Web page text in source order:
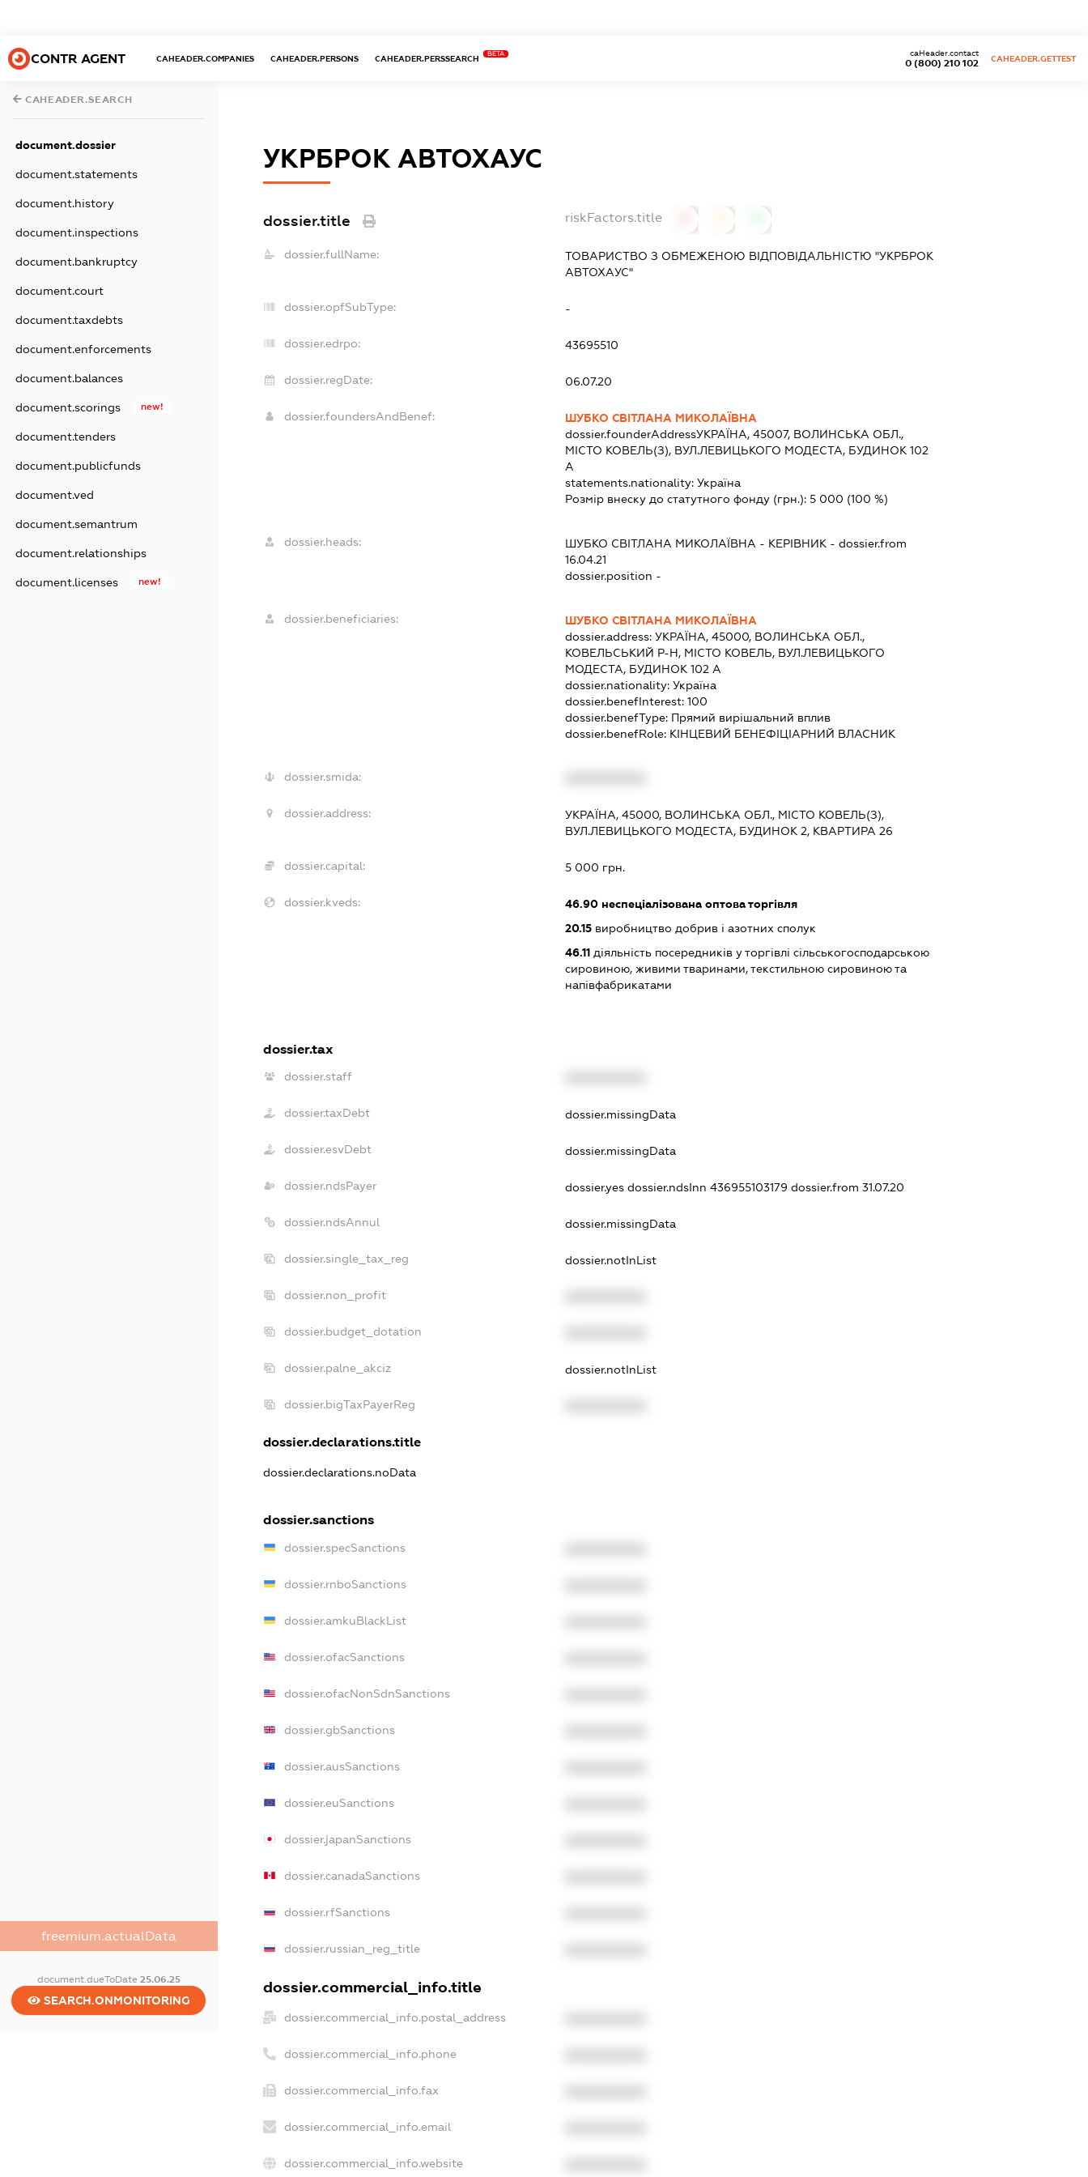
CONTR AGENT CAHEADER.COMPANIES CAHEADER.PERSONS CAHEADER.PERSSEARCH
BETA
0 (800) 210 102
caHeader.contact
CAHEADER.GETTEST
CAHEADER.SEARCH
document.dossier
document.statements
document.history
document.inspections
document.bankruptcy
document.court
document.taxdebts
document.enforcements
document.balances
document.scorings new!
document.tenders
document.publicfunds
document.ved
document.semantrum
document.relationships
document.licenses new!
freemium.actualData
document.dueToDate 25.06.25
SEARCH.ONMONITORING
УКРБРОК АВТОХАУС
dossier.title riskFactors.title
dossier.fullName:
ТОВАРИСТВО З ОБМЕЖЕНОЮ ВІДПОВІДАЛЬНІСТЮ "УКРБРОК
АВТОХАУС"
dossier.opfSubType: -
dossier.edrpo: 43695510
dossier.regDate: 06.07.20
dossier.foundersAndBenef:
ШУБКО СВІТЛАНА МИКОЛАЇВНА
dossier.founderAddressУКРАЇНА, 45007, ВОЛИНСЬКА ОБЛ.,
МІСТО КОВЕЛЬ(З), ВУЛ.ЛЕВИЦЬКОГО МОДЕСТА, БУДИНОК 102
А
statements.nationality: Україна
Розмір внеску до статутного фонду (грн.): 5 000 (100 %)
dossier.heads: ШУБКО СВІТЛАНА МИКОЛАЇВНА - КЕРІВНИК - dossier.from
16.04.21
dossier.position -
dossier.beneficiaries:
ШУБКО СВІТЛАНА МИКОЛАЇВНА
dossier.address: УКРАЇНА, 45000, ВОЛИНСЬКА ОБЛ.,
КОВЕЛЬСЬКИЙ Р-Н, МІСТО КОВЕЛЬ, ВУЛ.ЛЕВИЦЬКОГО
МОДЕСТА, БУДИНОК 102 А
dossier.nationality: Україна
dossier.benefInterest: 100
dossier.benefType: Прямий вирішальний вплив
dossier.benefRole: КІНЦЕВИЙ БЕНЕФІЦІАРНИЙ ВЛАСНИК
dossier.smida:
dossier.address:
УКРАЇНА, 45000, ВОЛИНСЬКА ОБЛ., МІСТО КОВЕЛЬ(З),
ВУЛ.ЛЕВИЦЬКОГО МОДЕСТА, БУДИНОК 2, КВАРТИРА 26
dossier.capital: 5 000 грн.
dossier.kveds: 46.90неспеціалізована оптова торгівля
20.15виробництво добрив і азотних сполук
46.11діяльність посередників у торгівлі сільськогосподарською
сировиною, живими тваринами, текстильною сировиною та
напівфабрикатами
dossier.tax
dossier.staff
dossier.taxDebt dossier.missingData
dossier.esvDebt dossier.missingData
dossier.ndsPayer dossier.yes dossier.ndsInn 436955103179 dossier.from 31.07.20
dossier.ndsAnnul dossier.missingData
dossier.single_tax_reg dossier.notInList
dossier.non_profit
dossier.budget_dotation
dossier.palne_akciz dossier.notInList
dossier.bigTaxPayerReg
dossier.declarations.title
dossier.declarations.noData
dossier.sanctions
dossier.specSanctions
dossier.rnboSanctions
dossier.amkuBlackList
dossier.ofacSanctions
dossier.ofacNonSdnSanctions
dossier.gbSanctions
dossier.ausSanctions
dossier.euSanctions
dossier.japanSanctions
dossier.canadaSanctions
dossier.rfSanctions
dossier.russian_reg_title
dossier.commercial_info.title
dossier.commercial_info.postal_address
dossier.commercial_info.phone
dossier.commercial_info.fax
dossier.commercial_info.email
dossier.commercial_info.website